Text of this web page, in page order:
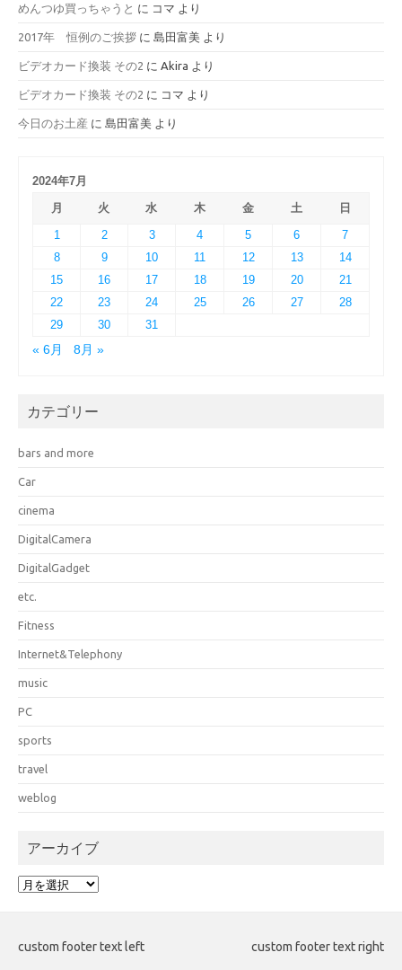
めんつゆ買っちゃうと に コマ より
2017年 恒例のご挨拶 に 島田富美 より
ビデオカード換装 その2 に Akira より
ビデオカード換装 その2 に コマ より
今日のお土産 に 島田富美 より
2024年7月
月
火 水 木 金 土
日
1
2 3 4 5 6
7
8
9 10 11 12 13
14
15
16 17 18 19 20
21
22
23 24 25 26 27
28
29
30
31
« 6月
8月 »
カテゴリー
bars and more
Car
cinema
DigitalCamera
DigitalGadget
etc.
Fitness
Internet&Telephony
music
PC
sports
travel
weblog
アーカイブ
ア
ブ
custom footer text left custom footer text right